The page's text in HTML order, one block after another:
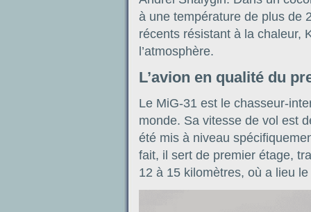
à une température de plus de
récents résistant à la chaleur,
l’atmosphère.
L’avion en qualité du
Le MiG-31 est le chasseur-
monde. Sa vitesse de vol est
été mis à niveau
fait, il sert de premier étage,
12 à 15 kilomètres, où a lieu